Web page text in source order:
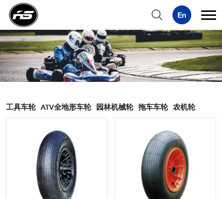
工具车轮 ATV全地形车轮 园林机械轮 拖车车轮 农机轮